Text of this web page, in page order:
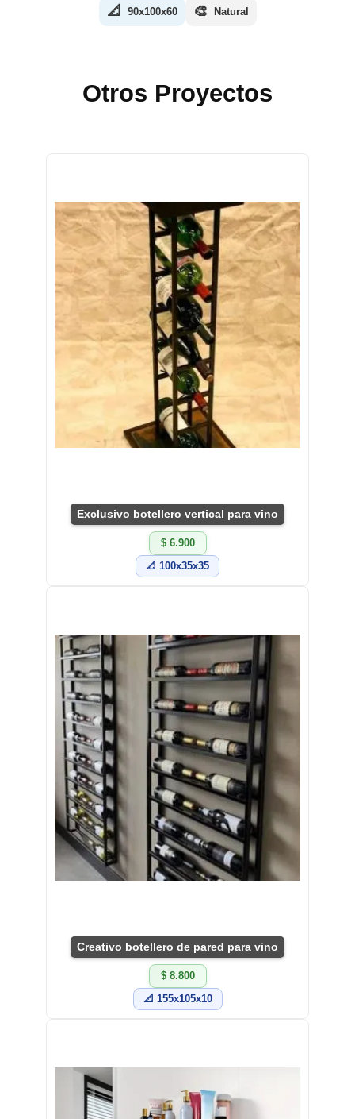
📐 90x100x60 🎨 Natural
Otros Proyectos
Exclusivo botellero vertical para vino
$ 6.900
📐 100x35x35
Creativo botellero de pared para vino
$ 8.800
📐 155x105x10